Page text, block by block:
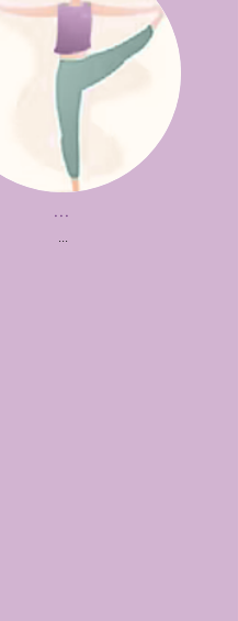
...
...